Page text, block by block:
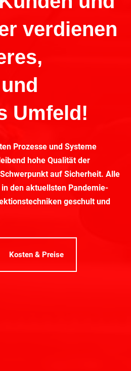
verdienen
Umfeld!
Prozesse und Systeme
hohe Qualität der
auf Sicherheit. Alle
den aktuellsten Pandemie-
geschult und
Kosten & Preise